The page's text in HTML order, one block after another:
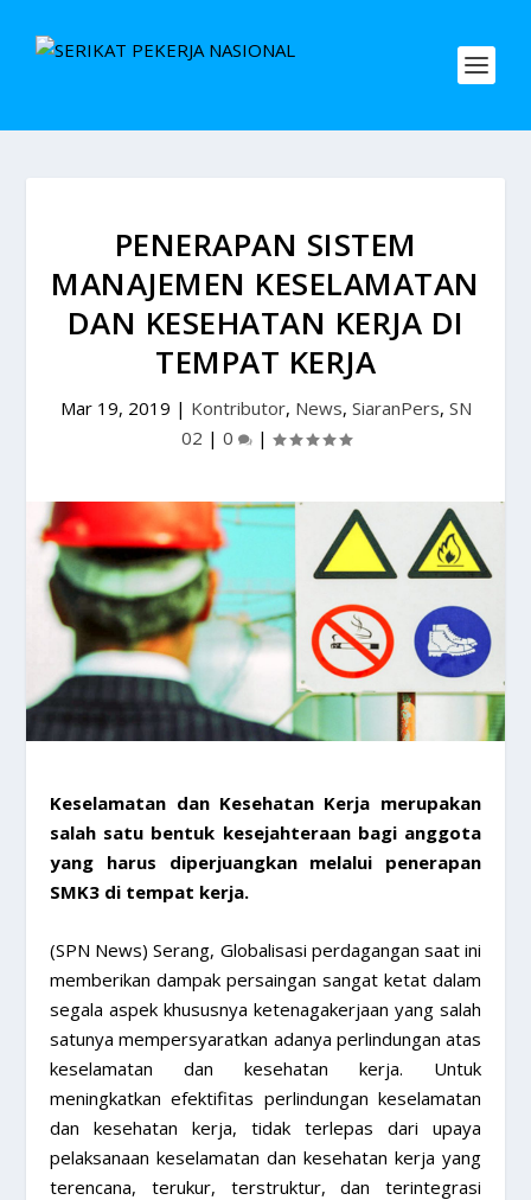
PENERAPAN SISTEM
MANAJEMEN KESELAMATAN
DAN KESEHATAN KERJA DI
TEMPAT KERJA
Mar 19, 2019 | Kontributor, News, SiaranPers, SN
02 | 0 |
Keselamatan dan Kesehatan Kerja merupakan
salah satu bentuk kesejahteraan bagi anggota
yang harus diperjuangkan melalui penerapan
SMK3 di tempat kerja.
(SPN News) Serang, Globalisasi perdagangan saat ini
memberikan dampak persaingan sangat ketat dalam
segala aspek khususnya ketenagakerjaan yang salah
satunya mempersyaratkan adanya perlindungan atas
keselamatan dan kesehatan kerja. Untuk
meningkatkan efektifitas perlindungan keselamatan
dan kesehatan kerja, tidak terlepas dari upaya
pelaksanaan keselamatan dan kesehatan kerja yang
terencana, terukur, terstruktur, dan terintegrasi